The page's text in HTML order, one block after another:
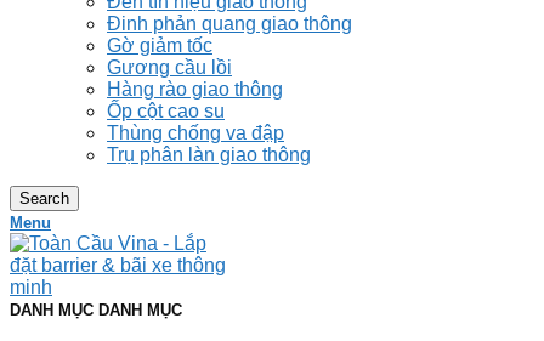
Đinh phản quang giao thông
Gờ giảm tốc
Gương cầu lồi
Hàng rào giao thông
Ốp cột cao su
Thùng chống va đập
Trụ phân làn giao thông
Search
Menu
DANH MỤC DANH MỤC